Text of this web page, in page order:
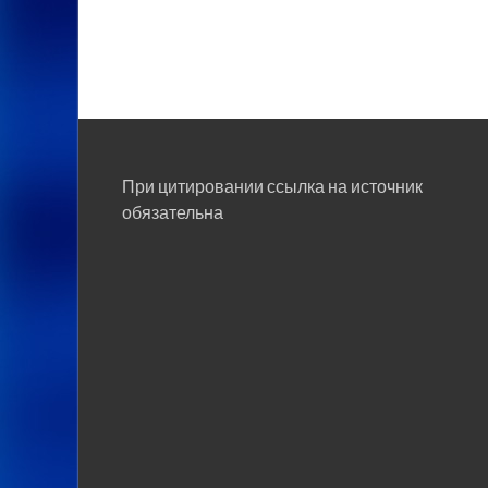
При цитировании ссылка на источник
обязательна